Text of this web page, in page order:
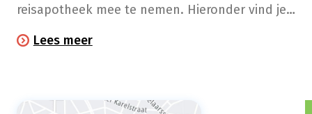
reisapotheek mee te nemen. Hieronder vind je
Lees meer